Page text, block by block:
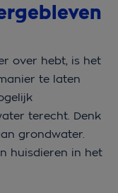
over hebt, is het
te laten
terecht. Denk
grondwater.
huisdieren in het